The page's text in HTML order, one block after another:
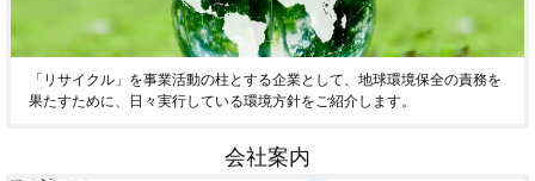
「リサイクル」を事業活動の柱とする企業として、地球環境保全の責務を
果たすために、日々実行している環境方針をご紹介します。
会社案内